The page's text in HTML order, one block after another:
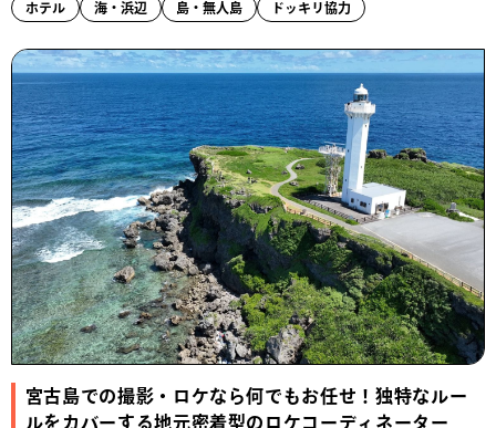
ホテル 海・浜辺 島・無人島 ドッキリ協力
宮古島での撮影・ロケなら何でもお任せ！独特なルー
ルをカバーする地元密着型のロケコーディネーター